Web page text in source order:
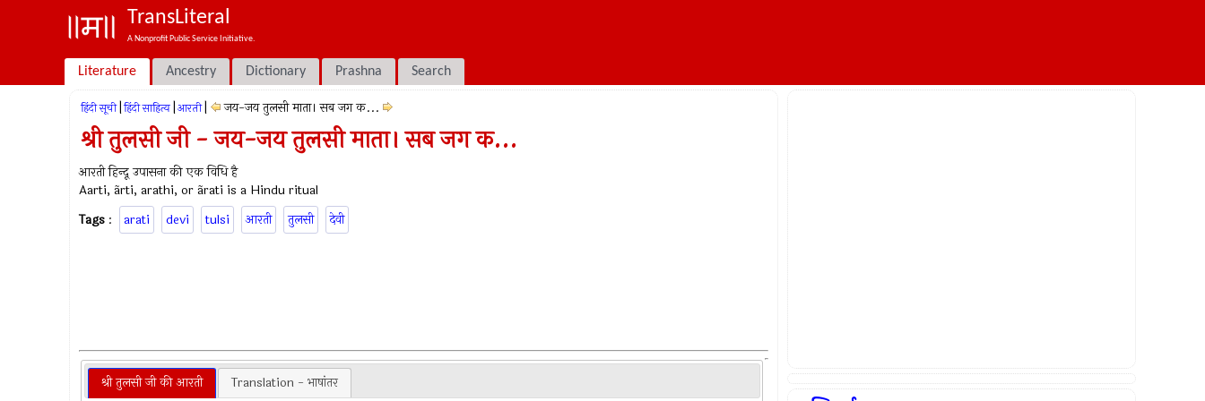
TransLiteral
A Nonprofit Public Service Initiative.
Literature Ancestry Dictionary Prashna Search
हिंदी सूची हिंदी साहित्य आरती जय-जय तुलसी माता। सब जग क...
श्री तुलसी जी - जय-जय तुलसी माता। सब जग क...
आरती हिन्दू उपासना की एक विधि है
Aarti, ãrti, arathi, or ãrati is a Hindu ritual
Tags : arati devi tulsi आरती तुलसी देवी
श्री तुलसी जी की आरती Translation - भाषांतर